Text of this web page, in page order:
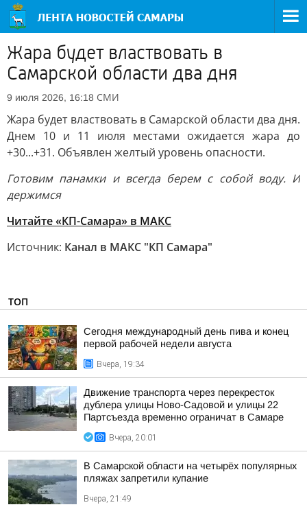
Жара будет властвовать в
Самарской области два дня
9 июля 2026, 16:18 СМИ
Жара будет властвовать в Самарской области два дня.
Днем 10 и 11 июля местами ожидается жара до
+30...+31. Объявлен желтый уровень опасности.
Готовим панамки и всегда берем с собой воду. И
держимся
Читайте «КП-Самара» в МАКС
Источник: Канал в МАКС "КП Самара"
ТОП
Сегодня международный день пива и конец
первой рабочей недели августа
Вчера, 19:34
Движение транспорта через перекресток
дублера улицы Ново-Садовой и улицы 22
Партсъезда временно ограничат в Самаре
Вчера, 20:01
В Самарской области на четырёх популярных
пляжах запретили купание
Вчера, 21:49